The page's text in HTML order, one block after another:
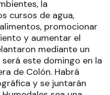
la
cursos de agua,
promocionar
y aumentar el
mediante un
este domingo en la
de Colón. Habrá
y se juntarán